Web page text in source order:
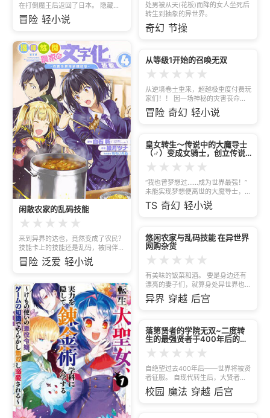
在打倒魔王后返回了日本。 隐藏自
己的能力和技能，与学园中的女圣骑
士、巫女过上了异能系的战斗生活？
最强勇者的无双后宫，与传说邪神对
抗的故事。
冒险 轻小说
闲散农家的乱码技能
★ ★ ★ ★ ★
来到异界的达也，竟然变成了农民？
技能卡上的技能还是乱码，被同伴抛
弃，他该如何生存下去…
冒险 泛爱 轻小说
处男被从天(花板)而降的女人坐死后
转生到抽象的异世界。
奇幻 节操
从等级1开始的召唤无双
★ ★ ★ ★ ★
从逆境卷土重来，超越极重度付费玩
家们！！ 因一场神秘的灾害丧命，
饭岛忍被迫转生到自己曾玩过的游戏
世界中。 这世界有转生为封顶玩家
自己转生为等级１──
冒险 奇幻 轻小说
皇女转生～传说中的大魔导士
（♂）变成女骑士，创立传说
的大小姐骑士团开无双～
★ ★ ★ ★ ★
“我也曾梦想过……成为世界最强！”
未能实现梦想便离世的大魔导士，再
次睁开眼睛时，竟已转世为皇族。更
令他意外的是，这具新身体还拥有近
峰……然而，他转世后的名字是伊文
捷琳。没错，他变成了女性。在禁止
肌肉锻炼、禁止参与战斗的皇女生活
中，伊文捷琳悄悄把哑铃搬进房间，
偷偷挥舞起长剑！不知不觉间，她竟
真的走向了最强之路！这是一段活泼
TS 奇幻 轻小说
悠闲农家与乱码技能 在异世界
网购杂货
★ ★ ★ ★ ★
有美味的饭菜和酒。 要是身边还有
漂亮的妻子们，就算身处异世界也不
是挺好的吗。 大叔就像这样转移到
异世界，然后悠闲地做起了农活。
界食材还要美味，并且自己所种的农
作物也十分地美味。 正如独身男性
回到老家时那样，这是一名悠闲度日
的男性的生活记录。
异界 穿越 后宫
落第贤者的学院无双~二度转
生的最强贤者于400年后的世
界以魔剑御天下~
★ ★ ★ ★ ★
自绝望过去400年后——世界将被贤
者征服。 自现代转生后，大贤者埃
弗塔尔穷极一生研究魔导。 但是得
知才能受限的他，至死都充满了绝望
校园 魔法 穿越 后宫